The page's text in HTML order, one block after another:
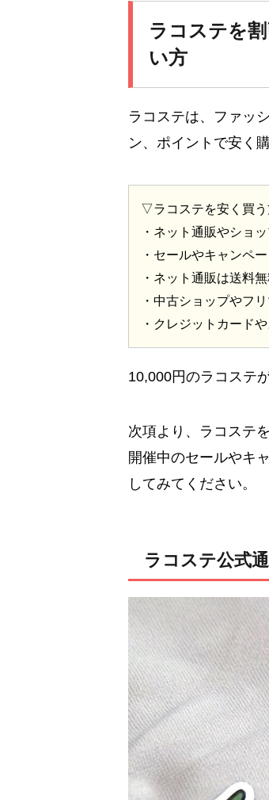
ラコステを
い方
ラコステは、ファッ
ン、ポイントで安く
▽ラコステを安く買
・ネット通販やショ
・セールやキャンペ
・ネット通販は送料
・中古ショップやフ
・クレジットカード
10,000円のラコステ
次項より、ラコステ
開催中のセールやキ
してみてください。
ラコステ公式